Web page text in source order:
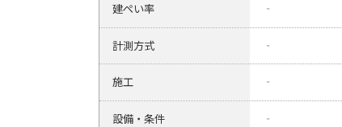
建ぺい率 ‐
計測方式 ‐
施工 ‐
設備・条件 ‐